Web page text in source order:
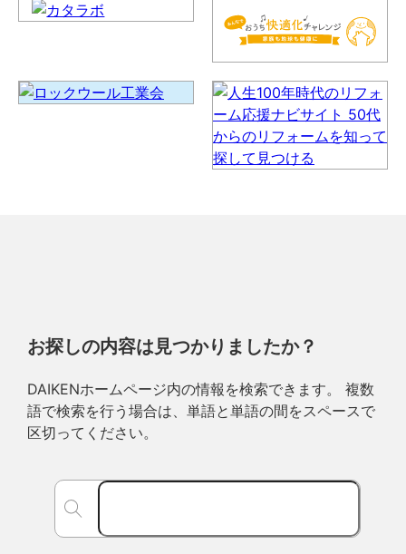
お探しの内容は見つかりましたか？
DAIKENホームページ内の情報を検索できます。 複数
語で検索を行う場合は、単語と単語の間をスペースで
区切ってください。